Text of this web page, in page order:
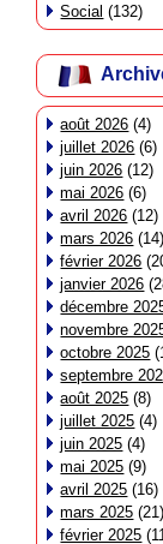
Social (132)
août 2026 (4)
juillet 2026 (6)
juin 2026 (12)
mai 2026 (6)
avril 2026 (12)
mars 2026 (14)
février 2026
janvier 2026
décembre
novembre
octobre 2025
septembre
août 2025 (8)
juillet 2025 (4)
juin 2025 (4)
mai 2025 (9)
avril 2025 (16)
mars 2025 (21)
février 2025